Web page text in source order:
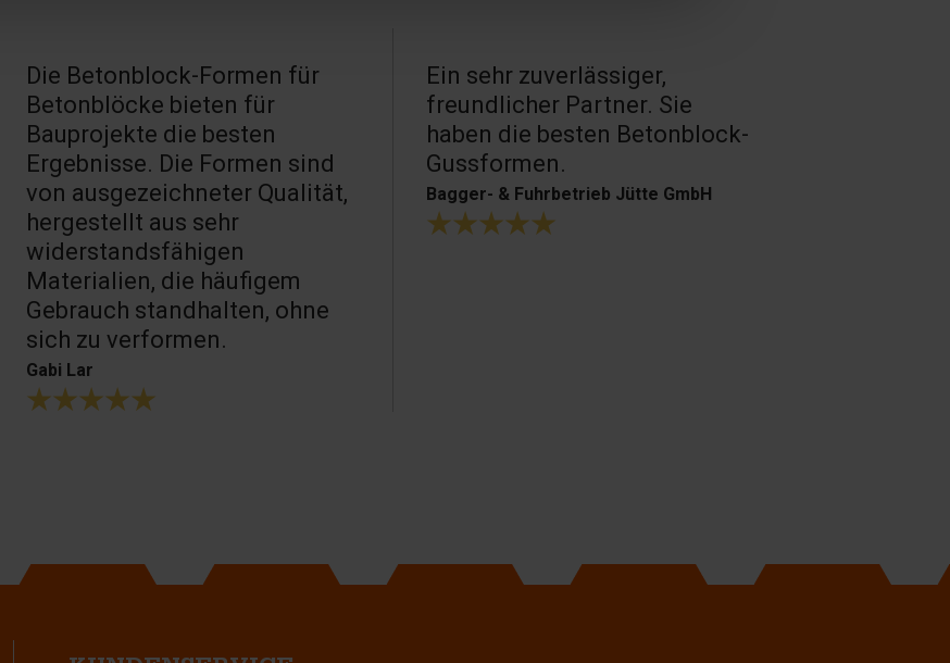
Die Betonblock-Formen für
Betonblöcke bieten für
Bauprojekte die besten
Ergebnisse. Die Formen sind
von ausgezeichneter Qualität,
hergestellt aus sehr
widerstandsfähigen
Materialien, die häufigem
Gebrauch standhalten, ohne
sich zu verformen.
Gabi Lar
Ein sehr zuverlässiger,
freundlicher Partner. Sie
haben die besten Betonblock-
Gussformen.
Bagger- & Fuhrbetrieb Jütte GmbH